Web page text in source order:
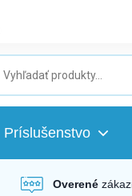
Príslušenstvo
Overené